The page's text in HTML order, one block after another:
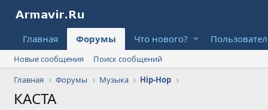
Главная Форумы Что нового?
Новые сообщения
Поиск сообщений
Главная
Форумы Музыка Hip-Hop
КАСТА